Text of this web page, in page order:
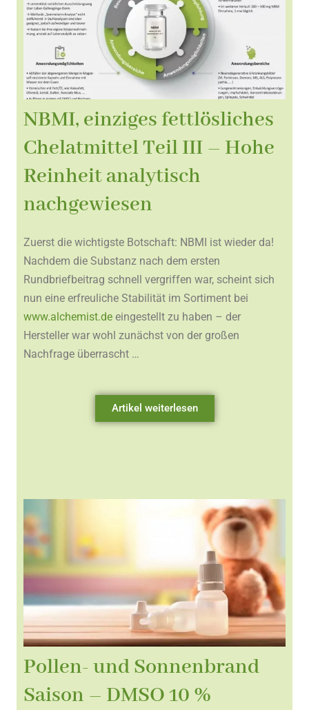
NBMI, einziges fettlösliches
Chelatmittel Teil III – Hohe
Reinheit analytisch
nachgewiesen
Zuerst die wichtigste Botschaft: NBMI ist wieder da!
Nachdem die Substanz nach dem ersten
Rundbriefbeitrag schnell vergriffen war, scheint sich
nun eine erfreuliche Stabilität im Sortiment bei
www.alchemist.deeingestellt zu haben – der
Hersteller war wohl zunächst von der großen
Nachfrage überrascht …
Artikel weiterlesen
Pollen- und Sonnenbrand
Saison – DMSO 10 %